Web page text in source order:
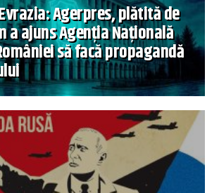
Agerpres, plătită de
a ajuns Agenția Națională
să facă propagandă